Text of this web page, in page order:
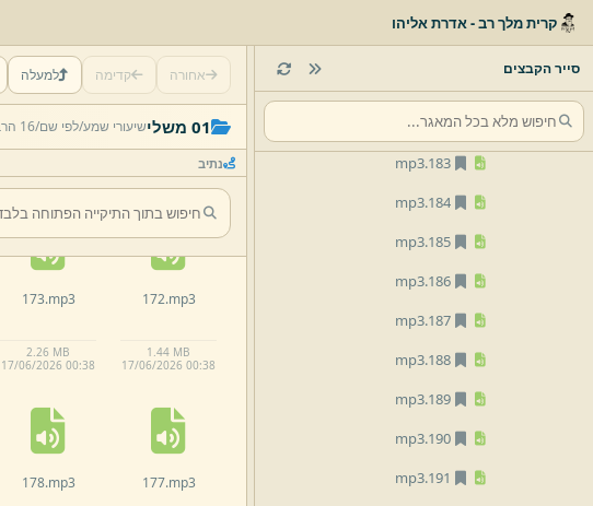
קרית מלך רב - אדרת אליהו
סייר הקבצים
180.
mp3
182.
mp3
183.
mp3
184.
mp3
185.
mp3
186.
mp3
187.
mp3
188.
mp3
189.
mp3
190.
mp3
191.
mp3
אחורה קדימה למעלה
01 משלי שיעורי שמע/לפי שם/16 הרב אפרים זילברמן/
נתיב
17/06/2026 00:38
17/06/2026 00:38
172.mp3
1.44 MB
17/06/2026 00:38
173.mp3
2.26 MB
17/06/2026 00:38
177.mp3
178.mp3